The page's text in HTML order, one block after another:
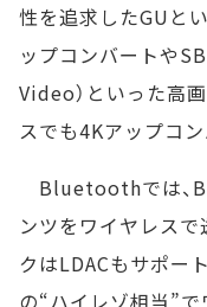
性を追求したGUと
ップコンバートや
Video）といった高
スでも4Kアップコ
Bluetoothでは、
ンツをワイヤレスで
クはLDACもサポー
の“ハイレゾ相当”